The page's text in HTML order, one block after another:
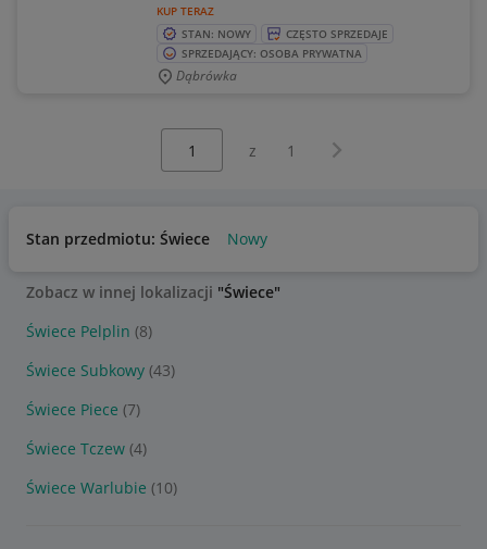
KUP TERAZ
STAN: NOWY
CZĘSTO SPRZEDAJE
SPRZEDAJĄCY: OSOBA PRYWATNA
Dąbrówka
z 1 Następna strona
Stan przedmiotu: Świece Nowy
Zobacz w innej lokalizacji "Świece"
Świece Pelplin (8)
Świece Subkowy (43)
Świece Piece (7)
Świece Tczew (4)
Świece Warlubie (10)